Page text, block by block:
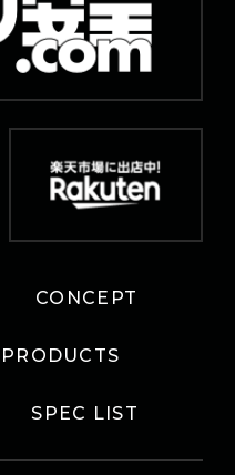
CONCEPT
PRODUCTS
SPEC LIST